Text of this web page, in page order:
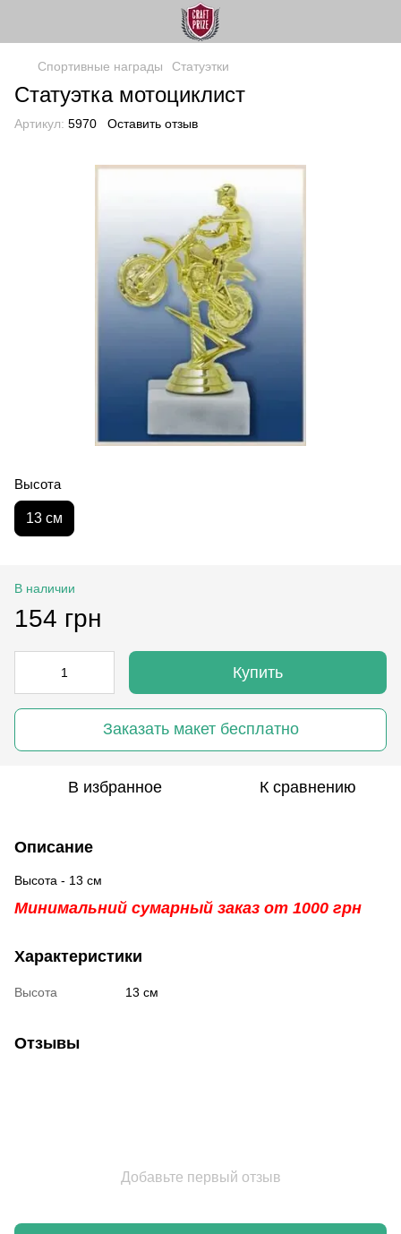
Спортивные награды Статуэтки
Статуэтка мотоциклист
Артикул: 5970 Оставить отзыв
Высота
13 см
В наличии
154 грн
Купить
Заказать макет бесплатно
В избранное К сравнению
Описание
Высота - 13 см
Минимальний сумарный заказ от 1000 грн
Характеристики
Высота 13 см
Отзывы
Добавьте первый отзыв